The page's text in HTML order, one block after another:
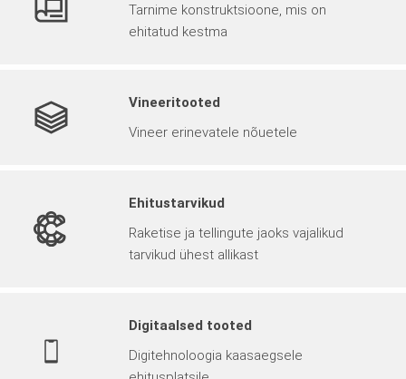
Tarnime konstruktsioone, mis on
ehitatud kestma
Vineeritooted
Vineer erinevatele nõuetele
Ehitustarvikud
Raketise ja tellingute jaoks vajalikud
tarvikud ühest allikast
Digitaalsed tooted
Digitehnoloogia kaasaegsele